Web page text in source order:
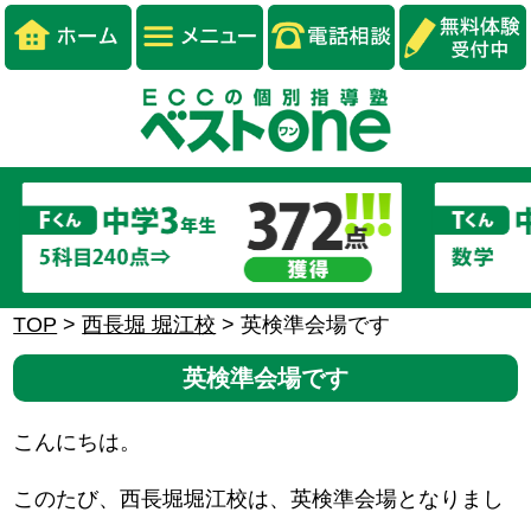
TOP >西長堀 堀江校 >英検準会場です
英検準会場です
こんにちは。
このたび、西長堀堀江校は、英検準会場となりまし